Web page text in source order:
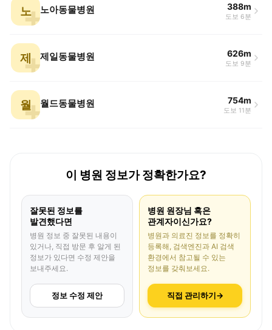
노 노아동물병원 388m
도보 6분
제 제일동물병원 626m
도보 9분
월 월드동물병원 754m
도보 11분
이 병원 정보가 정확한가요?
잘못된 정보를
발견했다면
병원 정보 중 잘못된 내용이
있거나, 직접 방문 후 알게 된
정보가 있다면 수정 제안을
보내주세요.
정보 수정 제안
병원 원장님 혹은
관계자이신가요?
병원과 의료진 정보를 정확히
등록해, 검색엔진과 AI 검색
환경에서 참고될 수 있는
정보를 갖춰보세요.
직접 관리하기→